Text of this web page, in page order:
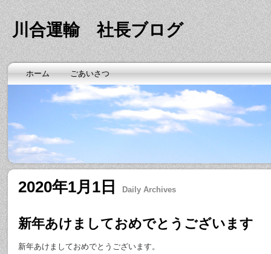
川合運輸 社長ブログ
ホーム ごあいさつ
2020年1月1日 Daily Archives
新年あけましておめでとうございます
新年あけましておめでとうございます。